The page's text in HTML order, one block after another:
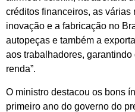
créditos financeiros, as várias
inovação e a fabricação no
autopeças e também a
aos trabalhadores,
renda”.
O ministro destacou os bons
primeiro ano do governo do